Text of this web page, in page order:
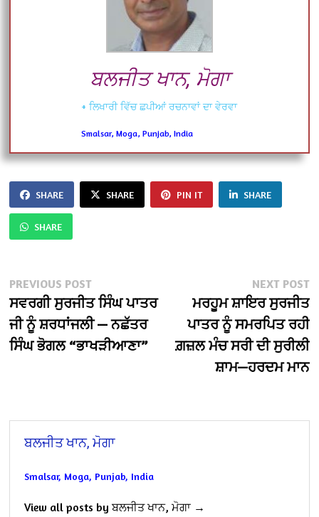
ਬਲਜੀਤ ਖਾਨ, ਮੋਗਾ
+ ਲਿਖਾਰੀ ਵਿੱਚ ਛਪੀਆਂ ਰਚਨਾਵਾਂ ਦਾ ਵੇਰਵਾ
Smalsar, Moga, Punjab, India
SHARE SHARE PIN IT SHARE
SHARE
Post
navigation
PREVIOUS POSTPrevious
post:
ਸਵਰਗੀ ਸੁਰਜੀਤ ਸਿੰਘ ਪਾਤਰ
ਜੀ ਨੂੰ ਸ਼ਰਧਾਂਜਲੀ — ਨਛੱਤਰ
ਸਿੰਘ ਭੋਗਲ “ਭਾਖੜੀਆਣਾ”
NEXT POST
ਮਰਹੂਮ ਸ਼ਾਇਰ ਸੁਰਜੀਤ
ਪਾਤਰ ਨੂੰ ਸਮਰਪਿਤ ਰਹੀ
ਗ਼ਜ਼ਲ ਮੰਚ ਸਰੀ ਦੀ ਸੁਰੀਲੀ
ਸ਼ਾਮ—ਹਰਦਮ ਮਾਨ
ਬਲਜੀਤ ਖਾਨ, ਮੋਗਾ
Smalsar, Moga, Punjab, India
View all posts by ਬਲਜੀਤ ਖਾਨ, ਮੋਗਾ →